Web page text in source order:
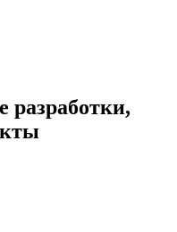
разработки,